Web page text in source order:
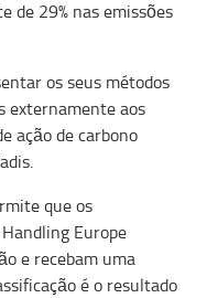
de 29% nas emissões
os seus métodos
externamente aos
ação de carbono
que os
Europe
e recebam uma
é o resultado